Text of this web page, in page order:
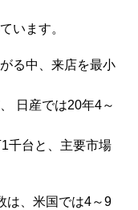
います。
る中、来店を最小
日産では20年4～
千台と、主要市場
は、米国では4～9